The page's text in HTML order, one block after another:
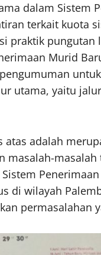
dalam Sistem
terkait kuota
praktik pungutan
Murid
utama, yaitu
atas adalah
masalah-
di wilayah
permasalahan